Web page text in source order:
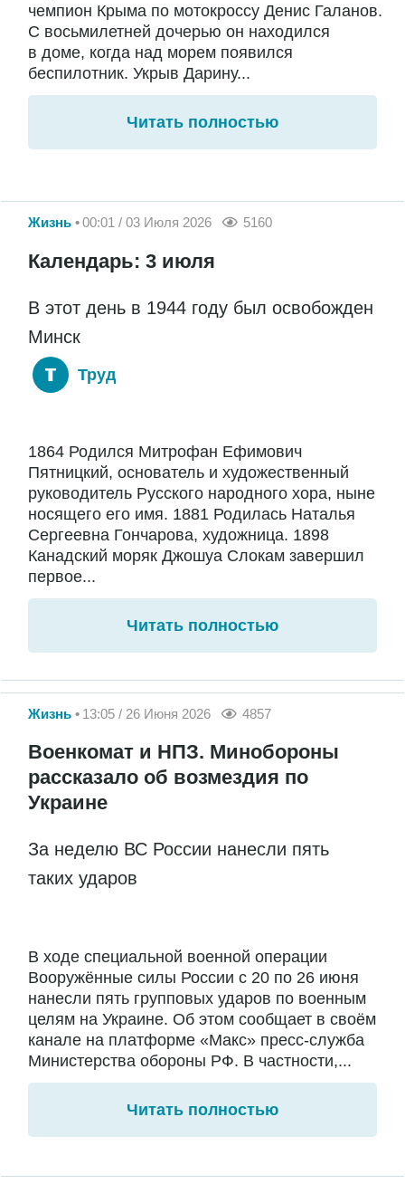
чемпион Крыма по мотокроссу Денис Галанов.
С восьмилетней дочерью он находился
в доме, когда над морем появился
беспилотник. Укрыв Дарину...
Читать полностью
Жизнь 00:01 / 03 Июля 2026 5160
Календарь: 3 июля
В этот день в 1944 году был освобожден
Минск
Труд
1864 Родился Митрофан Ефимович
Пятницкий, основатель и художественный
руководитель Русского народного хора, ныне
носящего его имя. 1881 Родилась Наталья
Сергеевна Гончарова, художница. 1898
Канадский моряк Джошуа Слокам завершил
первое...
Читать полностью
Жизнь 13:05 / 26 Июня 2026 4857
Военкомат и НПЗ. Минобороны
рассказало об возмездия по
Украине
За неделю ВС России нанесли пять
таких ударов
В ходе специальной военной операции
Вооружённые силы России с 20 по 26 июня
нанесли пять групповых ударов по военным
целям на Украине. Об этом сообщает в своём
канале на платформе «Макс» пресс-служба
Министерства обороны РФ. В частности,...
Читать полностью